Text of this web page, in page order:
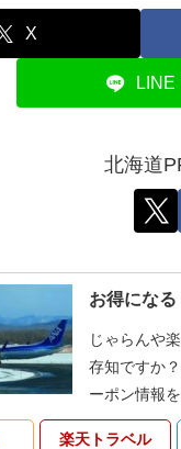
X
LINE
北海道
お得にな
じゃらんや
存知ですか
ーポン情報
楽天トラベル